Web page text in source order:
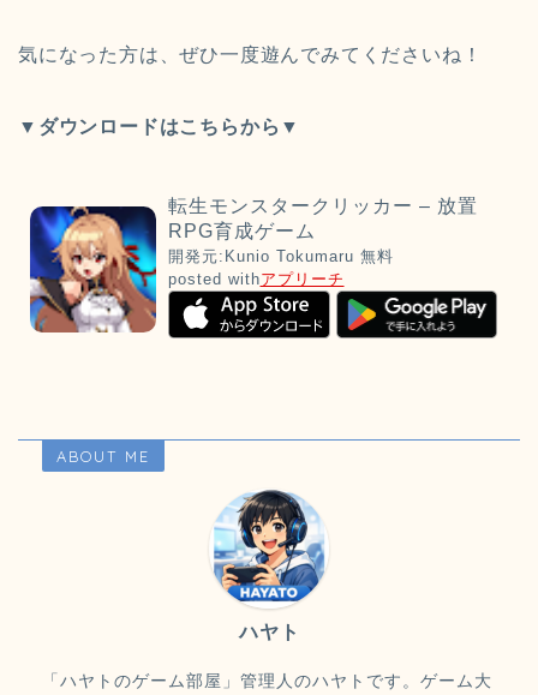
気になった方は、ぜひ一度遊んでみてくださいね！
▼ダウンロードはこちらから▼
転生モンスタークリッカー – 放置
RPG育成ゲーム
開発元: Kunio Tokumaru 無料
posted withアプリーチ
ABOUT ME
ハヤト
「ハヤトのゲーム部屋」管理人のハヤトです。ゲーム大